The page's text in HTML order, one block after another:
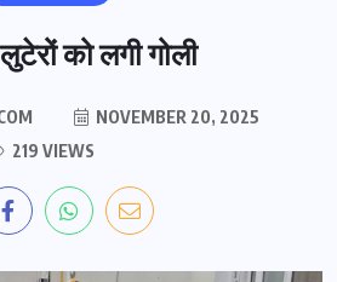
को लगी गोली
NOVEMBER 20, 2025
219 VIEWS